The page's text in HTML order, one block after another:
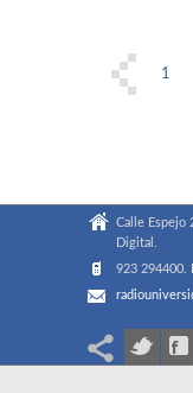
1
Calle Espejo
Digital.
923 294400.